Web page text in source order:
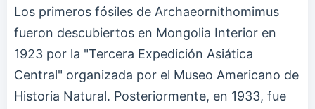
Los primeros fósiles de Archaeornithomimus
fueron descubiertos en Mongolia Interior en
1923 por la "Tercera Expedición Asiática
Central" organizada por el Museo Americano de
Historia Natural. Posteriormente, en 1933, fue